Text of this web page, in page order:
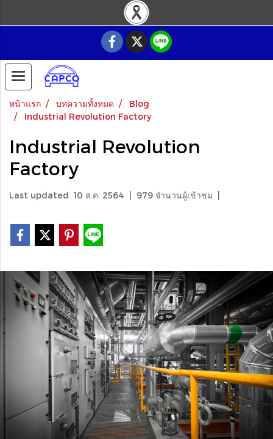
หน้าแรก บทความทั้งหมด
Blog
Industrial Revolution Factory
Industrial Revolution
Factory
Last updated: 10 ส.ค. 2564 979 จำนวนผู้เข้าชม